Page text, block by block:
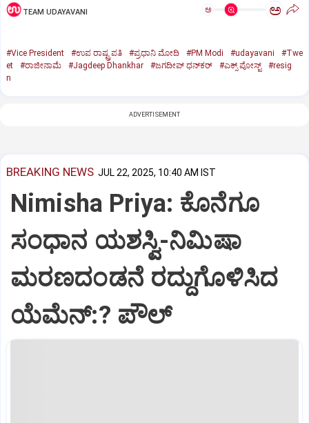
TEAM UDAYAVANI ಅ ಅ
#Vice President #ಉಪ ರಾಷ್ಟ್ರಪತಿ #ಪ್ರಧಾನಿ ಮೋದಿ #PM Modi #udayavani
#Twe
et
#ರಾಜೀನಾಮೆ #Jagdeep Dhankhar #ಜಗದೀಪ್‌ ಧನ್‌ಕರ್‌ #ಎಕ್ಸ್‌ ಪೋಸ್ಟ್
#resig
n
ADVERTISEMENT
BREAKING NEWS JUL 22, 2025, 10:40 AM IST
Nimisha Priya: ಕೊನೆಗೂ
ಸಂಧಾನ ಯಶಸ್ವಿ-ನಿಮಿಷಾ
ಮರಣದಂಡನೆ ರದ್ದುಗೊಳಿಸಿದ
ಯೆಮೆನ್:? ಪೌಲ್